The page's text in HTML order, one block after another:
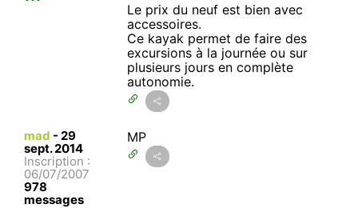
Le prix du neuf est bien avec
accessoires.
Ce kayak permet de faire des
excursions à la journée ou sur
plusieurs jours en complète
autonomie.
mad - 29
sept. 2014
Inscription :
06/07/2007
978
messages
MP